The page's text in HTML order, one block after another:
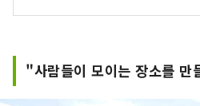
"사람들이 모이는 장소를 만